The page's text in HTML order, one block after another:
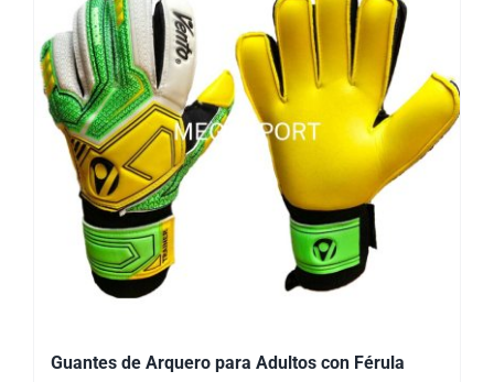
Guantes de Arquero para Adultos con Férula